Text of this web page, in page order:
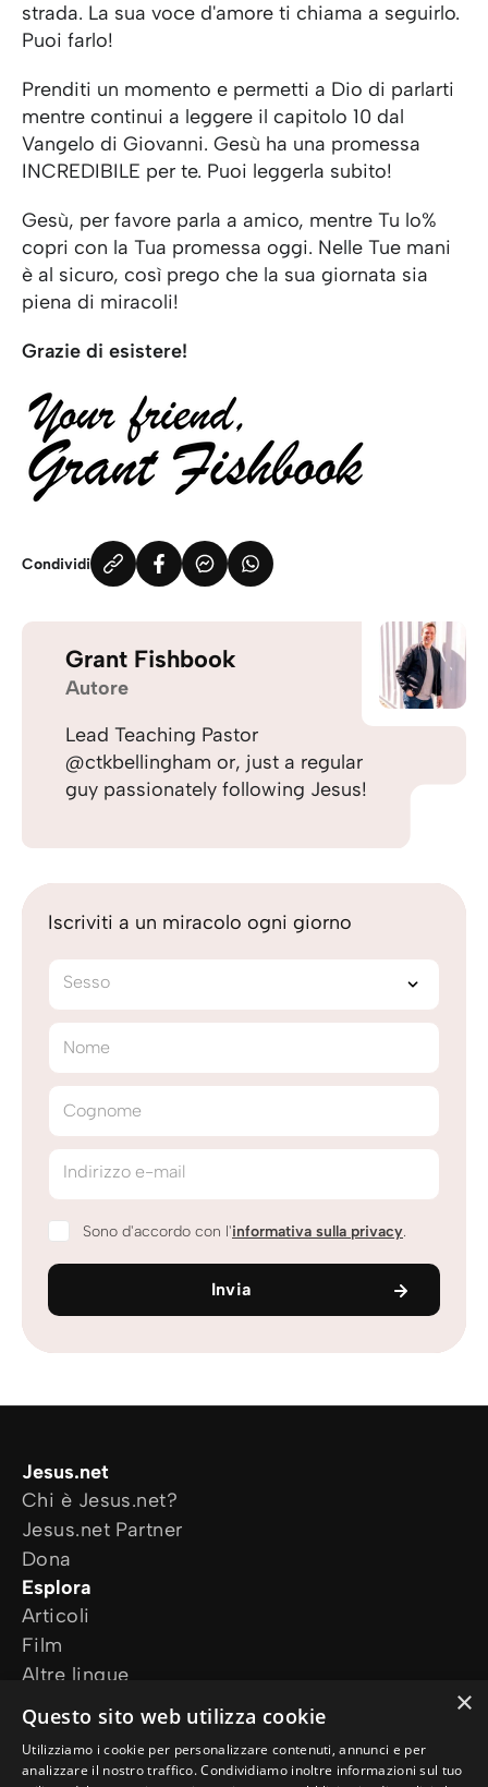
strada. La sua voce d'amore ti chiama a seguirlo.
Puoi farlo!
Prenditi un momento e permetti a Dio di parlarti
mentre continui a leggere il capitolo 10 dal
Vangelo di Giovanni. Gesù ha una promessa
INCREDIBILE per te. Puoi leggerla subito!
Gesù, per favore parla a amico, mentre Tu lo%
copri con la Tua promessa oggi. Nelle Tue mani
è al sicuro, così prego che la sua giornata sia
piena di miracoli!
Grazie di esistere!
Condividi
Grant Fishbook
Autore
Lead Teaching Pastor
@ctkbellingham or, just a regular
guy passionately following Jesus!
Iscriviti a un miracolo ogni giorno
Sesso
Nome
Cognome
Indirizzo e-mail
Sono d'accordo con l'informativa sulla privacy.
Invia
Jesus.net
Chi è Jesus.net?
Jesus.net Partner
Dona
Esplora
Articoli
Film
Altre lingue
I nostri progetti
Altri siti web
Ho bisogno di preghiera
×
Questo sito web utilizza cookie
Utilizziamo i cookie per personalizzare contenuti, annunci e per
analizzare il nostro traffico. Condividiamo inoltre informazioni sul tuo